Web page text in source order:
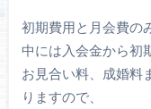
初期費用と月会費の
中には入会金から初
お見合い料、成婚料
りますので、